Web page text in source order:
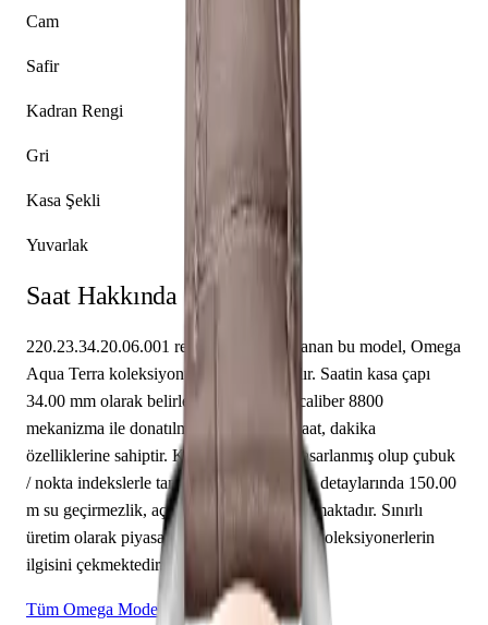
Cam
Safir
Kadran Rengi
Gri
Kasa Şekli
Yuvarlak
Saat Hakkında
220.23.34.20.06.001 referansıyla tanımlanan bu model, Omega
Aqua Terra koleksiyonunun bir parçasıdır. Saatin kasa çapı
34.00 mm olarak belirlenmiştir. Omega caliber 8800
mekanizma ile donatılmış olan bu saat, saat, dakika
özelliklerine sahiptir. Kadran gri renkte tasarlanmış olup çubuk
/ nokta indekslerle tamamlanmıştır. Teknik detaylarında 150.00
m su geçirmezlik, açık arka kapak öne çıkmaktadır. Sınırlı
üretim olarak piyasaya sunulan bu model, koleksiyonerlerin
ilgisini çekmektedir.
Tüm Omega Modelleri